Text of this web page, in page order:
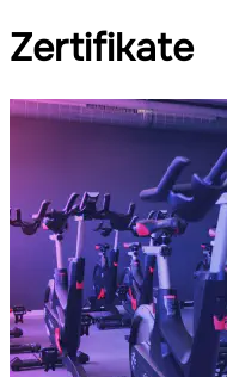
Zertifikate